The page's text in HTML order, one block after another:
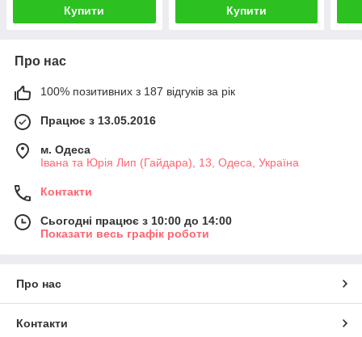
Купити Купити
Про нас
100% позитивних з 187 відгуків за рік
Працює з 13.05.2016
м. Одеса
Івана та Юрія Лип (Гайдара), 13, Одеса, Україна
Контакти
Сьогодні працює з 10:00 до 14:00
Показати весь графік роботи
Про нас
Контакти